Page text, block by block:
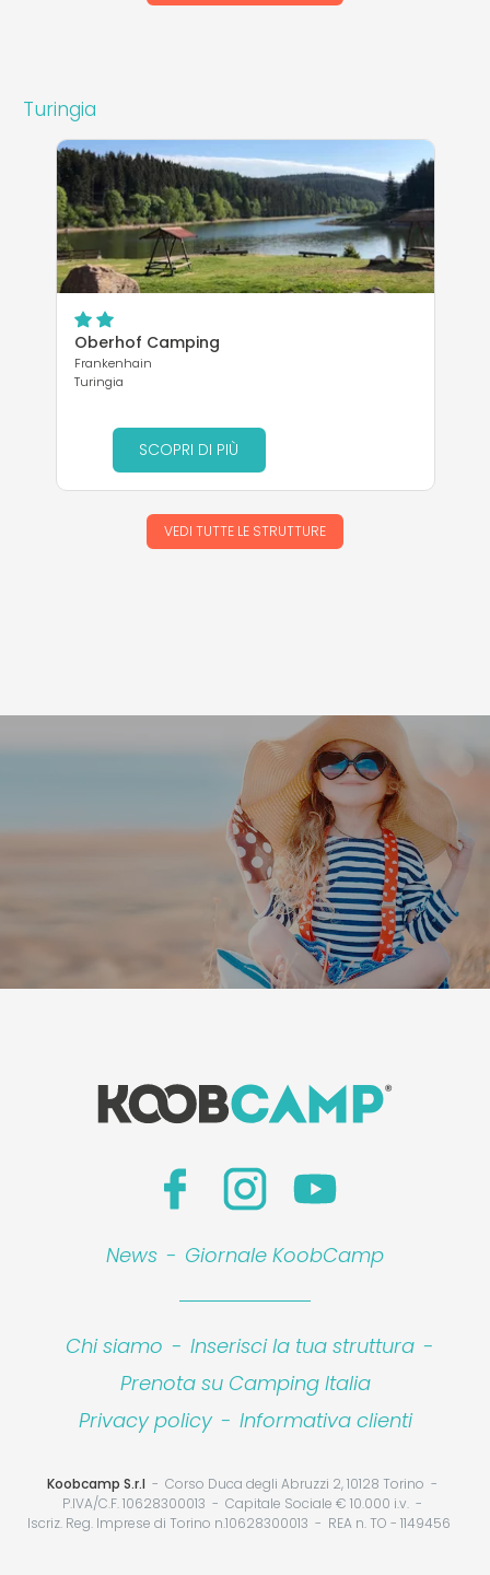
Turingia
Oberhof Camping
Frankenhain
Turingia
SCOPRI DI PIÙ
VEDI TUTTE LE STRUTTURE
News - Giornale KoobCamp
Chi siamo - Inserisci la tua struttura -
Prenota su Camping Italia
Privacy policy - Informativa clienti
Koobcamp S.r.l
Corso Duca degli Abruzzi 2, 10128 Torino
P.IVA/C.F. 10628300013
Capitale Sociale € 10.000 i.v.
Iscriz. Reg. Imprese di Torino n.10628300013
REA n. TO - 1149456